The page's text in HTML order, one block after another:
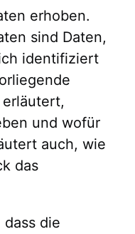
erhoben.
sind Daten,
identifiziert
und wofür
auch, wie
das
die